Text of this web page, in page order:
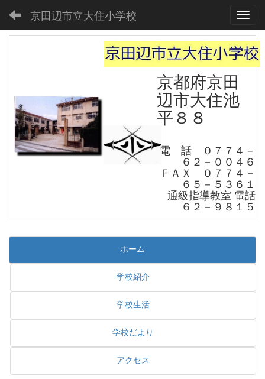
京田辺市立大住小学校
京都府京田
辺市大住池
平８８
電 話 ０７７４－
６２－００４６
ＦＡＸ ０７７４－
６５－５３６１
通級指導教室 電話
６２－９８１５
ホーム
学校紹介
学校生活
学校だより
アクセス